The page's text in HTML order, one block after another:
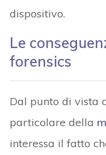
dispositivo.
Le
forensics
Dal punto di vista
particolare della
interessa il fatto